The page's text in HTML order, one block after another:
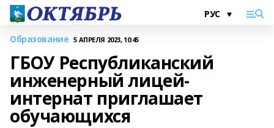
Образование 5 АПРЕЛЯ 2023, 10:45
ГБОУ Республиканский
инженерный лицей-
интернат приглашает
обучающихся